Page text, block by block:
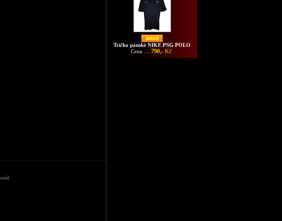
ke zboží Dámské legíny Puma fialové
Tričko pánské NIKE PSG POLO
Cena .... 790,- Kč